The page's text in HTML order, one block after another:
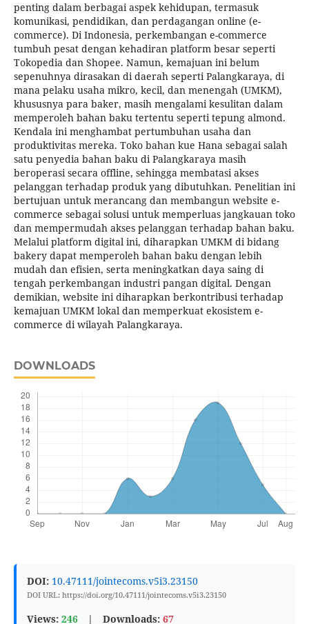
penting dalam berbagai aspek kehidupan, termasuk
komunikasi, pendidikan, dan perdagangan online (e-
commerce). Di Indonesia, perkembangan e-commerce
tumbuh pesat dengan kehadiran platform besar seperti
Tokopedia dan Shopee. Namun, kemajuan ini belum
sepenuhnya dirasakan di daerah seperti Palangkaraya, di
mana pelaku usaha mikro, kecil, dan menengah (UMKM),
khususnya para baker, masih mengalami kesulitan dalam
memperoleh bahan baku tertentu seperti tepung almond.
Kendala ini menghambat pertumbuhan usaha dan
produktivitas mereka. Toko bahan kue Hana sebagai salah
satu penyedia bahan baku di Palangkaraya masih
beroperasi secara offline, sehingga membatasi akses
pelanggan terhadap produk yang dibutuhkan. Penelitian ini
bertujuan untuk merancang dan membangun website e-
commerce sebagai solusi untuk memperluas jangkauan toko
dan mempermudah akses pelanggan terhadap bahan baku.
Melalui platform digital ini, diharapkan UMKM di bidang
bakery dapat memperoleh bahan baku dengan lebih
mudah dan efisien, serta meningkatkan daya saing di
tengah perkembangan industri pangan digital. Dengan
demikian, website ini diharapkan berkontribusi terhadap
kemajuan UMKM lokal dan memperkuat ekosistem e-
commerce di wilayah Palangkaraya.
DOWNLOADS
DOI: 10.47111/jointecoms.v5i3.23150
DOI URL: https://doi.org/10.47111/jointecoms.v5i3.23150
Views: 246 | Downloads: 67